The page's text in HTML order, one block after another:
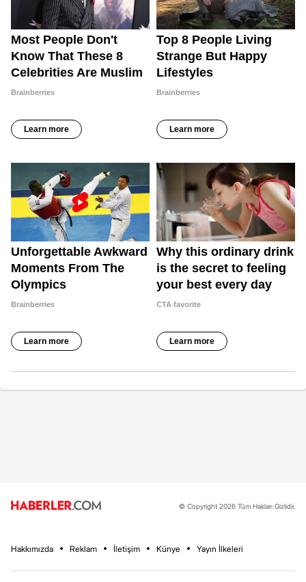
© Copyright 2026 Tüm Hakları Gizlidir.
Hakkımızda Reklam İletişim Künye Yayın İlkeleri